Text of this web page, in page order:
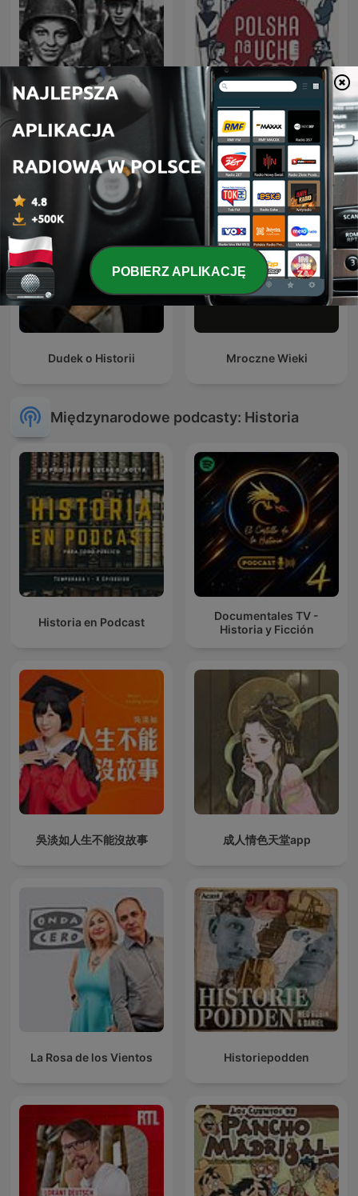
Zakazane Historie Polska na ucho
Dudek o Historii Mroczne Wieki
Międzynarodowe podcasty: Historia
Historia en Podcast
Documentales TV -
Historia y Ficción
吳淡如人生不能沒故事 成人情色天堂app
La Rosa de los Vientos Historiepodden
POBIERZ APLIKACJĘ